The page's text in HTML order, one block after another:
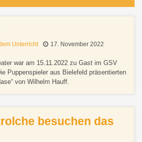
Unterricht 17. November 2022
war am 15.11.2022 zu Gast im GSV
Puppenspieler aus Bielefeld präsentierten
von Wilhelm Hauff.
besuchen das